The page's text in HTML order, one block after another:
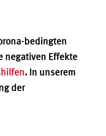
bedingten
negativen Effekte
. In unserem
der